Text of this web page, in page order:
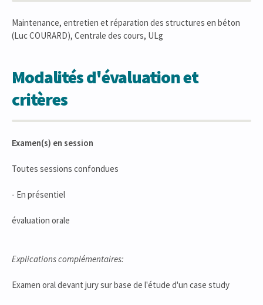
Maintenance, entretien et réparation des structures en béton
(Luc COURARD), Centrale des cours, ULg
Modalités d'évaluation et
critères
Examen(s) en session
Toutes sessions confondues
- En présentiel
évaluation orale
Explications complémentaires:
Examen oral devant jury sur base de l'étude d'un case study